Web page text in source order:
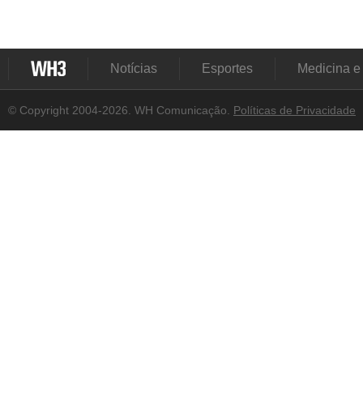
Notícias Esportes Medicina
© Copyright 2004-2026. WH Comunicação. Políticas de Privacidade